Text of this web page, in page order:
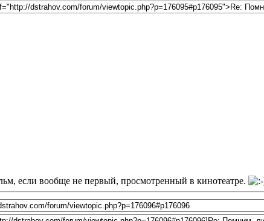
если вообще не первый, просмотренный в кинотеатре.